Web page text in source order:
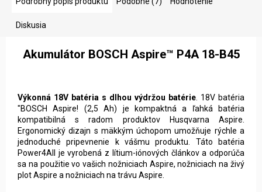
Diskusia
Akumulátor BOSCH Aspire™ P4A 18-B45
Výkonná 18V batéria s dlhou výdržou batérie . 18V batéria
"BOSCH Aspire! (2,5 Ah) je kompaktná a ľahká batéria
kompatibilná s radom produktov Husqvarna Aspire.
Ergonomický dizajn s mäkkým úchopom umožňuje rýchle a
jednoduché pripevnenie k vášmu produktu. Táto batéria
Power4All je vyrobená z lítium-iónových článkov a odporúča
sa na použitie vo vašich nožniciach Aspire, nožniciach na živý
plot Aspire a nožniciach na trávu Aspire.